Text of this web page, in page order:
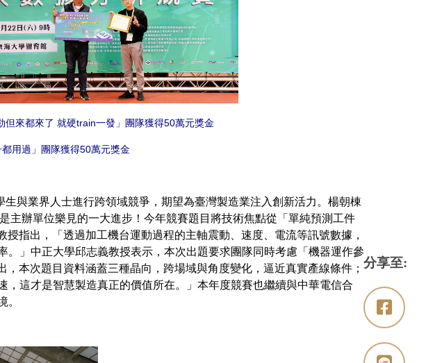
來都來了 就硬train一發」團隊獲得50萬元獎金
用過」團隊獲得50萬元獎金
業界人士進行跨領域競爭，期望為臺灣製造業注入創新活力。楊朝棟
主辦單位樂見的一大進步！今年競賽題目將技術焦點從「單純預測工件
指出，「透過加工機台運動過程的主軸震動、速度、電流等訊號數據，
」中正大學邱志義教授表示，本次出題要求團隊同時考慮「機器運作參
本次題目資料涵蓋三種晶向，跨場域與角度變化，逼近真實產線條件；
這才是智慧製造真正的價值所在。」本年度競賽也繼續與中華電信合
。
分享至: